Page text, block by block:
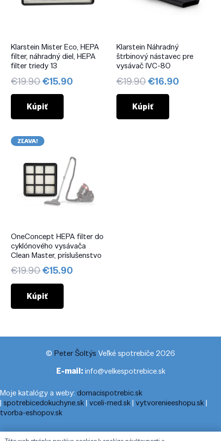
Klarstein Mister Eco, HEPA
filter, náhradný diel, HEPA
filter triedy 13
€19.90Pôvodná
cena
bola:
€19.90.
€15.90
Kúpiť
Klarstein Náhradný
štrbinový nástavec pre
vysávač IVC-80
€19.90Pôvodná
cena
bola:
€19.90.
€16.90
Kúpiť
ZĽAVA!
OneConcept HEPA filter do
cyklónového vysávača
Clean Master, príslušenstvo
€19.90Pôvodná
cena
bola:
€19.90.
€15.90
Kúpiť
© Peter Šoltýs Veľké spotrebiče 2026
E-mail:info@velkespotrebice.sk
Moje katalógy a weby: domacispotrebic.sk
| spotrebicedokuchyne.sk| vceli-med.sk| vytvorenieeshopu.sk|
tvorba-eshopov.sk
Moje blogy:cestovnyporiadok.eu|pracanadoma.net|telefonny-